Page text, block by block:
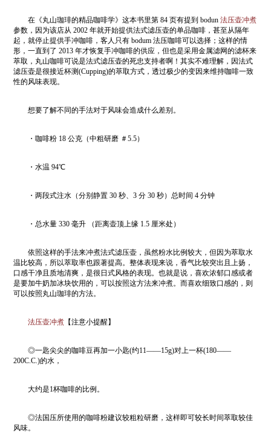
在《丸山珈琲的精品咖啡学》这本书里第 84 页有提到 bodun法压壶冲煮
参数，因为该店从 2002 年就开始提供法式滤压壶的单品咖啡，甚至从隔年
起，就停止提供手冲咖啡，客人只有 bodum 法压咖啡可以选择；这样的情
形，一直到了 2013 年才恢复手冲咖啡的供应，但也是采用金属滤网的滤杯来
萃取，丸山咖啡可说是法式滤压壶的死忠支持者啊！其实不难理解，因法式
滤压壶是很接近杯测(Cupping)的萃取方式，透过极少的变因来维持咖啡一致
性的风味表现。
想要了解不同的手法对于风味会造成什么差别。
・咖啡粉 18 公克（中粗研磨 ＃5.5）
・水温 94℃
・两段式注水（分别静置 30 秒、3 分 30 秒）总时间 4 分钟
・总水量 330 毫升 （距离壶顶上缘 1.5 厘米处）
依照这样的手法来冲煮法式滤压壶，虽然粉水比例较大，但因为萃取水
温比较高，所以萃取率也跟著提高。整体表现来说，香气比较突出且上扬，
口感干净且质地清爽，是很日式风格的表现。也就是说，喜欢浓郁口感或者
是要加牛奶加冰块饮用的，可以按照这方法来冲煮。而喜欢细致口感的，则
可以按照丸山珈琲的方法。
法压壶冲煮 【注意小提醒】
◎一匙尖尖的咖啡豆再加一小匙(约11——15g)对上一杯(180——
200C.C.)的水，
大约是1杯咖啡的比例。
◎法国压所使用的咖啡粉建议较粗粒研磨，这样即可较长时间萃取较佳
风味。